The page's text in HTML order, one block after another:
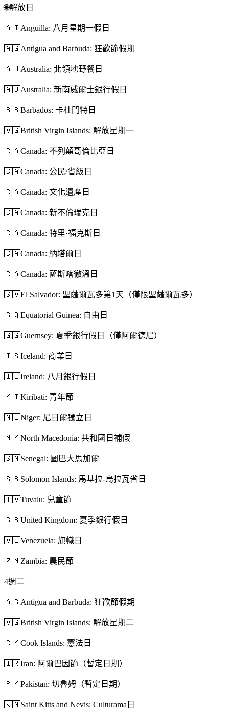
🌐解放日
🇦🇮Anguilla: 八月星期一假日
🇦🇬Antigua and Barbuda: 狂歡節假期
🇦🇺Australia: 北領地野餐日
🇦🇺Australia: 新南威爾士銀行假日
🇧🇧Barbados: 卡杜門特日
🇻🇬British Virgin Islands: 解放星期一
🇨🇦Canada: 不列顛哥倫比亞日
🇨🇦Canada: 公民/省級日
🇨🇦Canada: 文化遺產日
🇨🇦Canada: 新不倫瑞克日
🇨🇦Canada: 特里·福克斯日
🇨🇦Canada: 納塔爾日
🇨🇦Canada: 薩斯喀徹溫日
🇸🇻El Salvador: 聖薩爾瓦多第1天（僅限聖薩爾瓦多）
🇬🇶Equatorial Guinea: 自由日
🇬🇬Guernsey: 夏季銀行假日（僅阿爾德尼）
🇮🇸Iceland: 商業日
🇮🇪Ireland: 八月銀行假日
🇰🇮Kiribati: 青年節
🇳🇪Niger: 尼日爾獨立日
🇲🇰North Macedonia: 共和國日補假
🇸🇳Senegal: 圖巴大馬加爾
🇸🇧Solomon Islands: 馬基拉-烏拉瓦省日
🇹🇻Tuvalu: 兒童節
🇬🇧United Kingdom: 夏季銀行假日
🇻🇪Venezuela: 旗幟日
🇿🇲Zambia: 農民節
4週二
🇦🇬Antigua and Barbuda: 狂歡節假期
🇻🇬British Virgin Islands: 解放星期二
🇨🇰Cook Islands: 憲法日
🇮🇷Iran: 阿爾巴因節（暫定日期）
🇵🇰Pakistan: 切魯姆（暫定日期）
🇰🇳Saint Kitts and Nevis: Culturama日